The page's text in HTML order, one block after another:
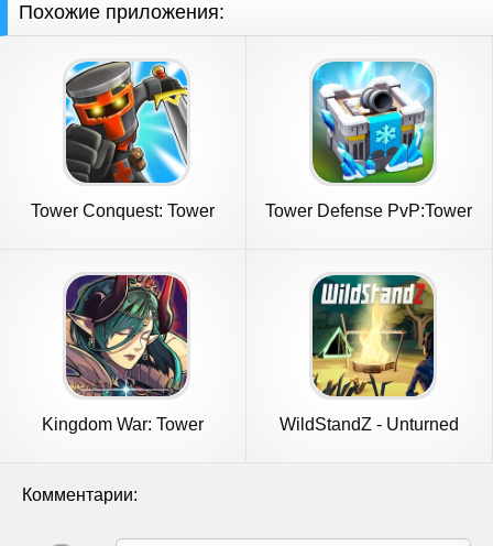
Похожие приложения:
Tower Conquest: Tower
Tower Defense PvP:Tower
Kingdom War: Tower
WildStandZ - Unturned
Комментарии: